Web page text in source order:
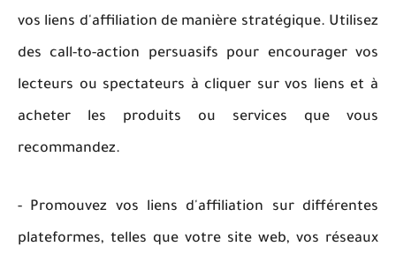
vos liens d'affiliation de manière stratégique. Utilisez
des call-to-action persuasifs pour encourager vos
lecteurs ou spectateurs à cliquer sur vos liens et à
acheter les produits ou services que vous
recommandez.
- Promouvez vos liens d'affiliation sur différentes
plateformes, telles que votre site web, vos réseaux